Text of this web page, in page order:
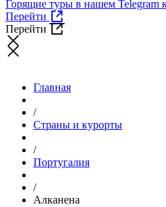
Горящие туры в нашем Telegram
Перейти
Перейти
Главная
/
Страны и курорты
/
Португалия
/
Алканена